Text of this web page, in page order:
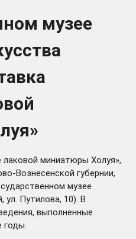
музее
миниатюры Холуя»,
Вознесенской губернии,
музее
ул. Путилова, 10). В
выполненные
годы.